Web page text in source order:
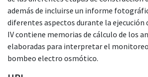
además de incluirse un informe
diferentes aspectos durante la ejecución
IV contiene memorias de cálculo de los
elaboradas para interpretar el
bombeo electro osmótico.